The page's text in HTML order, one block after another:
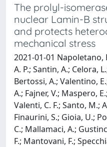
The prolyl-
nuclear Lamin-B
and protects
mechanical stress
2021-01-01 Napoletano,
A. P.; Santin, A.; Celora,
Bertossi, A.; Valentino,
A.; Fajner, V.; Maspero,
Valenti, C. F.; Santo, M.;
Finaurini, S.; Gioia, U.;
C.; Mallamaci, A.;
F.; Mantovani, F.;